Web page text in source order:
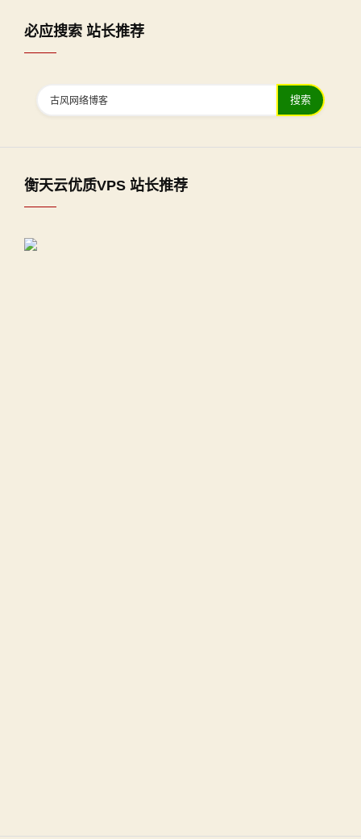
必应搜索 站长推荐
搜索
衡天云优质VPS 站长推荐